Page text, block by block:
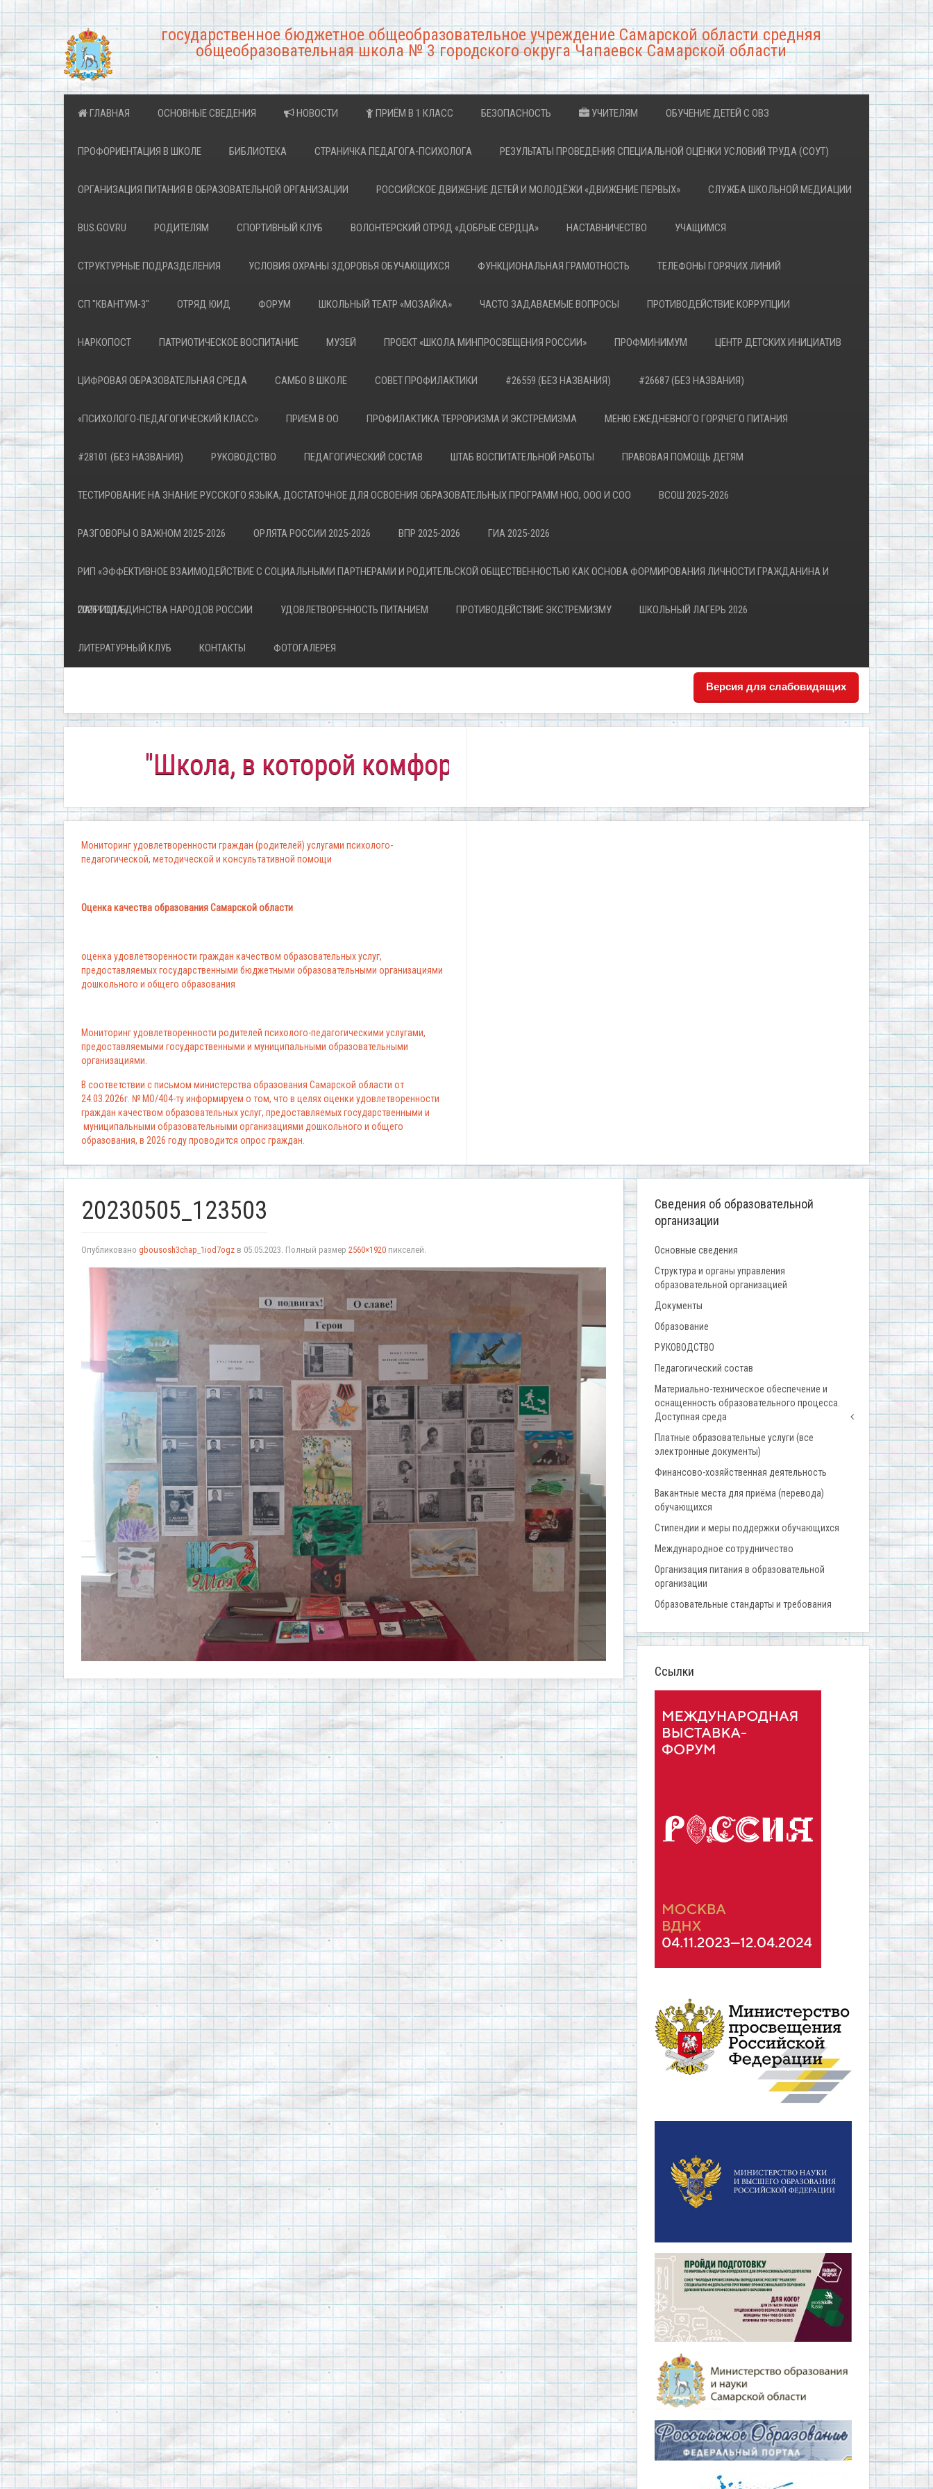
государственное бюджетное общеобразовательное учреждение Самарской области средняя
общеобразовательная школа № 3 городского округа Чапаевск Самарской области
ГЛАВНАЯ ОСНОВНЫЕ СВЕДЕНИЯ НОВОСТИ ПРИЁМ В 1 КЛАСС БЕЗОПАСНОСТЬ УЧИТЕЛЯМ ОБУЧЕНИЕ ДЕТЕЙ С ОВЗ
ПРОФОРИЕНТАЦИЯ В ШКОЛЕ БИБЛИОТЕКА СТРАНИЧКА ПЕДАГОГА-ПСИХОЛОГА РЕЗУЛЬТАТЫ ПРОВЕДЕНИЯ СПЕЦИАЛЬНОЙ ОЦЕНКИ УСЛОВИЙ ТРУДА (СОУТ)
ОРГАНИЗАЦИЯ ПИТАНИЯ В ОБРАЗОВАТЕЛЬНОЙ ОРГАНИЗАЦИИ РОССИЙСКОЕ ДВИЖЕНИЕ ДЕТЕЙ И МОЛОДЁЖИ «ДВИЖЕНИЕ ПЕРВЫХ» СЛУЖБА ШКОЛЬНОЙ МЕДИАЦИИ
BUS.GOV.RU РОДИТЕЛЯМ СПОРТИВНЫЙ КЛУБ ВОЛОНТЕРСКИЙ ОТРЯД «ДОБРЫЕ СЕРДЦА» НАСТАВНИЧЕСТВО УЧАЩИМСЯ
СТРУКТУРНЫЕ ПОДРАЗДЕЛЕНИЯ УСЛОВИЯ ОХРАНЫ ЗДОРОВЬЯ ОБУЧАЮЩИХСЯ ФУНКЦИОНАЛЬНАЯ ГРАМОТНОСТЬ ТЕЛЕФОНЫ ГОРЯЧИХ ЛИНИЙ
СП "КВАНТУМ-3" ОТРЯД ЮИД ФОРУМ ШКОЛЬНЫЙ ТЕАТР «МОЗАЙКА» ЧАСТО ЗАДАВАЕМЫЕ ВОПРОСЫ ПРОТИВОДЕЙСТВИЕ КОРРУПЦИИ
НАРКОПОСТ ПАТРИОТИЧЕСКОЕ ВОСПИТАНИЕ МУЗЕЙ ПРОЕКТ «ШКОЛА МИНПРОСВЕЩЕНИЯ РОССИИ» ПРОФМИНИМУМ ЦЕНТР ДЕТСКИХ ИНИЦИАТИВ
ЦИФРОВАЯ ОБРАЗОВАТЕЛЬНАЯ СРЕДА САМБО В ШКОЛЕ СОВЕТ ПРОФИЛАКТИКИ #26559 (БЕЗ НАЗВАНИЯ) #26687 (БЕЗ НАЗВАНИЯ)
«ПСИХОЛОГО-ПЕДАГОГИЧЕСКИЙ КЛАСС» ПРИЕМ В ОО ПРОФИЛАКТИКА ТЕРРОРИЗМА И ЭКСТРЕМИЗМА МЕНЮ ЕЖЕДНЕВНОГО ГОРЯЧЕГО ПИТАНИЯ
#28101 (БЕЗ НАЗВАНИЯ) РУКОВОДСТВО ПЕДАГОГИЧЕСКИЙ СОСТАВ ШТАБ ВОСПИТАТЕЛЬНОЙ РАБОТЫ ПРАВОВАЯ ПОМОЩЬ ДЕТЯМ
ТЕСТИРОВАНИЕ НА ЗНАНИЕ РУССКОГО ЯЗЫКА, ДОСТАТОЧНОЕ ДЛЯ ОСВОЕНИЯ ОБРАЗОВАТЕЛЬНЫХ ПРОГРАММ НОО, ООО И СОО ВСОШ 2025-2026
РАЗГОВОРЫ О ВАЖНОМ 2025-2026 ОРЛЯТА РОССИИ 2025-2026 ВПР 2025-2026 ГИА 2025-2026
РИП «ЭФФЕКТИВНОЕ ВЗАИМОДЕЙСТВИЕ С СОЦИАЛЬНЫМИ ПАРТНЕРАМИ И РОДИТЕЛЬСКОЙ ОБЩЕСТВЕННОСТЬЮ КАК ОСНОВА ФОРМИРОВАНИЯ ЛИЧНОСТИ ГРАЖДАНИНА И
ПАТРИОТА»
2026 ГОД ЕДИНСТВА НАРОДОВ РОССИИ УДОВЛЕТВОРЕННОСТЬ ПИТАНИЕМ ПРОТИВОДЕЙСТВИЕ ЭКСТРЕМИЗМУ ШКОЛЬНЫЙ ЛАГЕРЬ 2026
ЛИТЕРАТУРНЫЙ КЛУБ КОНТАКТЫ ФОТОГАЛЕРЕЯ
Версия для слабовидящих
"Школа, в которой комфортно всем!"
Мониторинг удовлетворенности граждан (родителей) услугами психолого-
педагогической, методической и консультативной помощи
Оценка качества образования Самарской области
оценка удовлетворенности граждан качеством образовательных услуг,
предоставляемых государственными бюджетными образовательными организациями
дошкольного и общего образования
Мониторинг удовлетворенности родителей психолого-педагогическими услугами,
предоставляемыми государственными и муниципальными образовательными
организациями.
В соответствии с письмом министерства образования Самарской области от
24.03.2026г. № МО/404-ту информируем о том, что в целях оценки удовлетворенности
граждан качеством образовательных услуг, предоставляемых государственными и
муниципальными образовательными организациями дошкольного и общего
образования, в 2026 году проводится опрос граждан.
20230505_123503
Опубликовано gbousosh3chap_1iod7ogz в 05.05.2023. Полный размер 2560×1920 пикселей.
Сведения об образовательной
организации
Основные сведения
Структура и органы управления
образовательной организацией
Документы
Образование
РУКОВОДСТВО
Педагогический состав
Материально-техническое обеспечение и
оснащенность образовательного процесса.
Доступная среда
Платные образовательные услуги (все
электронные документы)
Финансово-хозяйственная деятельность
Вакантные места для приёма (перевода)
обучающихся
Стипендии и меры поддержки обучающихся
Международное сотрудничество
Организация питания в образовательной
организации
Образовательные стандарты и требования
Ссылки